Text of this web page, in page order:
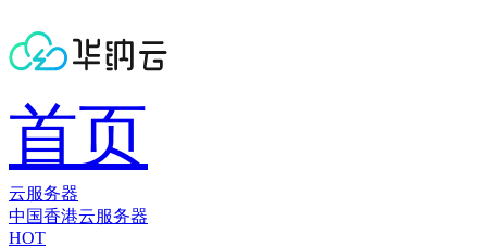
首页
云服务器
中国香港云服务器
HOT